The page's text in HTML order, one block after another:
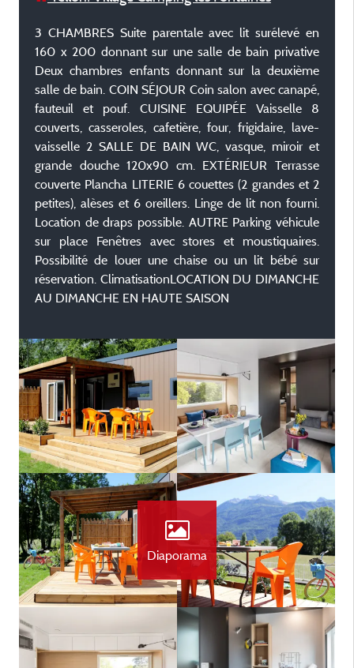
3 CHAMBRES Suite parentale avec lit surélevé en
160 x 200 donnant sur une salle de bain privative
Deux chambres enfants donnant sur la deuxième
salle de bain. COIN SÉJOUR Coin salon avec canapé,
fauteuil et pouf. CUISINE EQUIPÉE Vaisselle 8
couverts, casseroles, cafetière, four, frigidaire, lave-
vaisselle 2 SALLE DE BAIN WC, vasque, miroir et
grande douche 120x90 cm. EXTÉRIEUR Terrasse
couverte Plancha LITERIE 6 couettes (2 grandes et 2
petites), alèses et 6 oreillers. Linge de lit non fourni.
Location de draps possible. AUTRE Parking véhicule
sur place Fenêtres avec stores et moustiquaires.
Possibilité de louer une chaise ou un lit bébé sur
réservation. Climatisation ​​LOCATION DU DIMANCHE
AU DIMANCHE EN HAUTE SAISON
Diaporama